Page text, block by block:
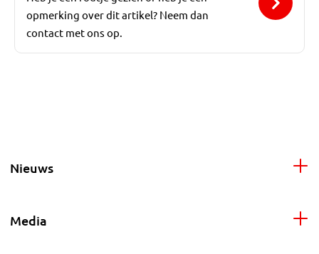
opmerking over dit artikel? Neem dan
contact met ons op.
Nieuws
Media